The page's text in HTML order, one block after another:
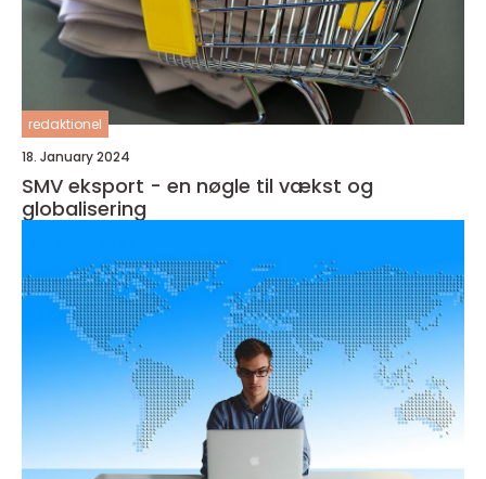
redaktionel
18. January 2024
SMV eksport - en nøgle til vækst og
globalisering